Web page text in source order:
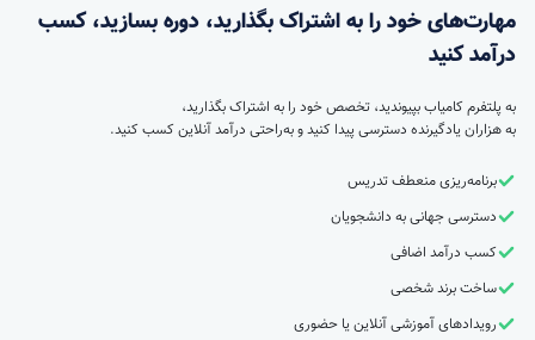
مهارت‌های خود را به اشتراک بگذارید، دوره بسازید، کسب
درآمد کنید
به پلتفرم کامیاب بپیوندید، تخصص خود را به اشتراک بگذارید،
به هزاران یادگیرنده دسترسی پیدا کنید و به‌راحتی درآمد آنلاین کسب کنید.
برنامه‌ریزی منعطف تدریس
دسترسی جهانی به دانشجویان
کسب درآمد اضافی
ساخت برند شخصی
رویدادهای آموزشی آنلاین یا حضوری